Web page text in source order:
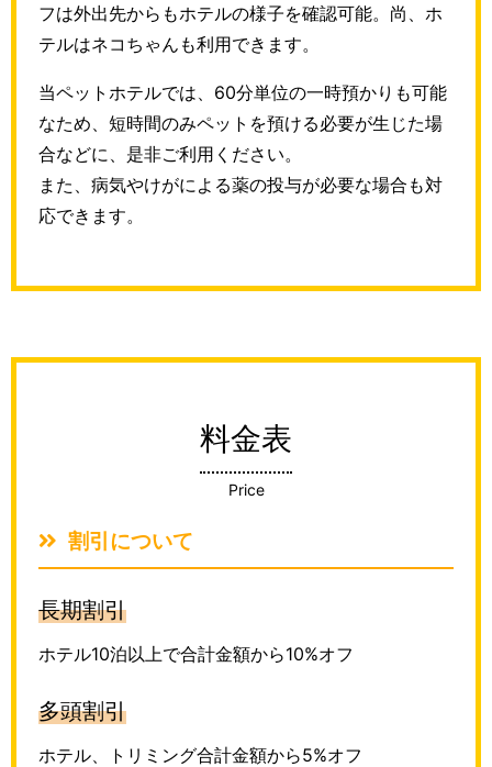
フは外出先からもホテルの様子を確認可能。尚、ホ
テルはネコちゃんも利用できます。
当ペットホテルでは、60分単位の一時預かりも可能
なため、短時間のみペットを預ける必要が生じた場
合などに、是非ご利用ください。
また、病気やけがによる薬の投与が必要な場合も対
応できます。
料金表
Price
割引について
長期割引
ホテル10泊以上で合計金額から10%オフ
多頭割引
ホテル、トリミング合計金額から5%オフ